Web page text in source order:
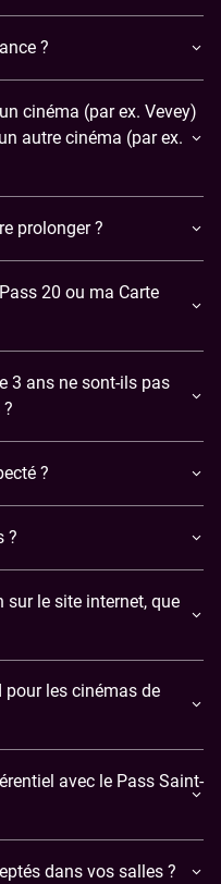
?
cinéma (par ex. Vevey)
autre cinéma (par ex.
prolonger ?
20 ou ma Carte
3 ans ne sont-ils pas
?
?
le site internet, que
pour les cinémas de
avec le Pass Saint-
dans vos salles ?